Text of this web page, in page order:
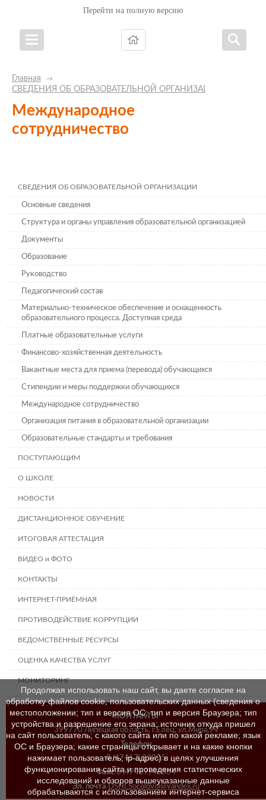
Перейти на полную версию
Главная →
СВЕДЕНИЯ ОБ ОБРАЗОВАТЕЛЬНОЙ ОРГАНИЗАЦИИ
Международное
сотрудничество
СВЕДЕНИЯ ОБ ОБРАЗОВАТЕЛЬНОЙ ОРГАНИЗАЦИИ
Основные сведения
Структура и органы управления образовательной организацией
Документы
Образование
Руководство
Педагогический состав
Материально-техническое обеспечение и оснащенность
образовательного процесса. Доступная среда
Платные образовательные услуги
Финансово-хозяйственная деятельность
Вакантные места для приема (перевода) обучающихся
Стипендии и меры поддержки обучающихся
Международное сотрудничество
Организация питания в образовательной организации
Образовательные стандарты и требования
ПОСТУПАЮЩИМ
О ШКОЛЕ
НОВОСТИ
ДИСТАНЦИОННОЕ ОБУЧЕНИЕ
ИТОГОВАЯ АТТЕСТАЦИЯ
ВИДЕО и ФОТО
КОНТАКТЫ
ИНТЕРНЕТ-ПРИЁМНАЯ
ПРОТИВОДЕЙСТВИЕ КОРРУПЦИИ
ВЕДОМСТВЕННЫЕ РЕСУРСЫ
ОЦЕНКА КАЧЕСТВА УСЛУГ
МОНИТОРИНГ
КОНТАКТЫ
399770 Липецкая область, г.Елец, ул.Мира,94
Телефон
8 (47467) 23205
Факс8 (47467) 46384
Эл. почта DSHI.Socolovoi@yandex.ru
Продолжая использовать наш сайт, вы даете согласие на
обработку файлов cookie, пользовательских данных (сведения о
местоположении; тип и версия ОС; тип и версия Браузера; тип
устройства и разрешение его экрана; источник откуда пришел
на сайт пользователь; с какого сайта или по какой рекламе; язык
ОС и Браузера; какие страницы открывает и на какие кнопки
нажимает пользователь; ip-адрес) в целях улучшения
функционирования сайта и проведения статистических
исследований и обзоров вышеуказанные данные
обрабатываются с использованием интернет-сервиса